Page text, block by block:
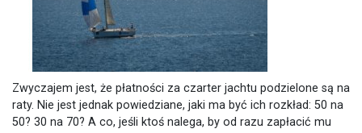
Zwyczajem jest, że płatności za czarter jachtu podzielone są na
raty. Nie jest jednak powiedziane, jaki ma być ich rozkład: 50 na
50? 30 na 70? A co, jeśli ktoś nalega, by od razu zapłacić mu